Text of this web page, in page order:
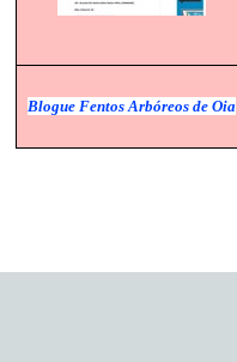
Blogue Fentos Arbóreos de Oia